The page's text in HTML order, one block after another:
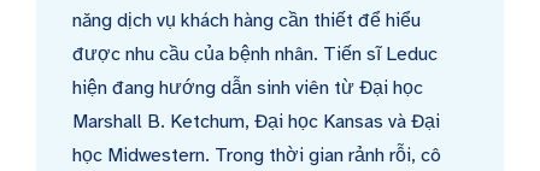
năng dịch vụ khách hàng cần thiết để hiểu
được nhu cầu của bệnh nhân. Tiến sĩ Leduc
hiện đang hướng dẫn sinh viên từ Đại học
Marshall B. Ketchum, Đại học Kansas và Đại
học Midwestern. Trong thời gian rảnh rỗi, cô